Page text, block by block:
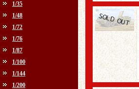
1/35
1/48
1/72
1/76
1/87
1/100
1/144
1/200